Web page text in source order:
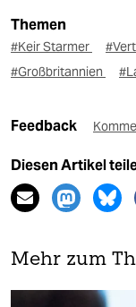
Themen
#Keir Starmer
#Großbritannien
Feedback
Diesen Artikel
Mehr zum